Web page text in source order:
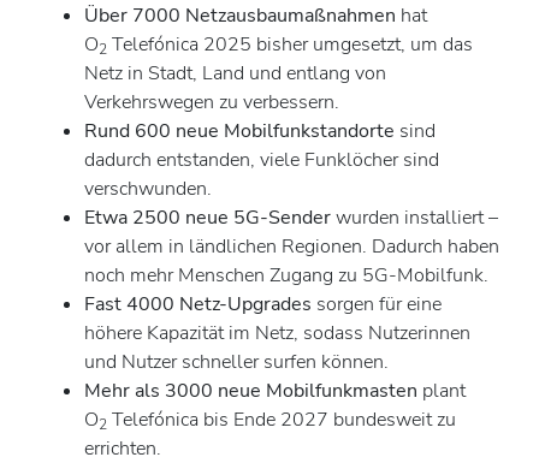
Über 7000 Netzausbaumaßnahmen hat
O2 Telefónica 2025 bisher umgesetzt, um das
Netz in Stadt, Land und entlang von
Verkehrswegen zu verbessern.
Rund 600 neue Mobilfunkstandorte sind
dadurch entstanden, viele Funklöcher sind
verschwunden.
Etwa 2500 neue 5G-Senderwurden installiert –
vor allem in ländlichen Regionen. Dadurch haben
noch mehr Menschen Zugang zu 5G-Mobilfunk.
Fast 4000 Netz-Upgrades sorgen für eine
höhere Kapazität im Netz, sodass Nutzerinnen
und Nutzer schneller surfen können.
Mehr als 3000 neue Mobilfunkmasten plant
O2 Telefónica bis Ende 2027 bundesweit zu
errichten.